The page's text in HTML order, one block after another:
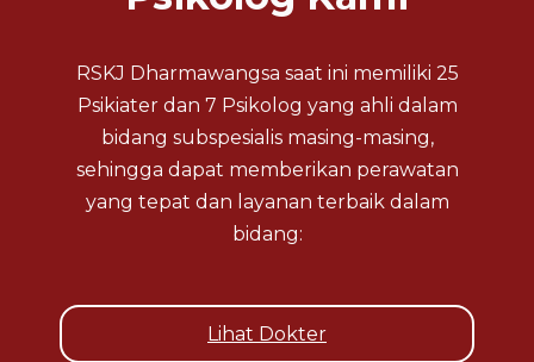
RSKJ Dharmawangsa saat ini memiliki 25
Psikiater dan 7 Psikolog yang ahli dalam
bidang subspesialis masing-masing,
sehingga dapat memberikan perawatan
yang tepat dan layanan terbaik dalam
bidang:
Lihat Dokter